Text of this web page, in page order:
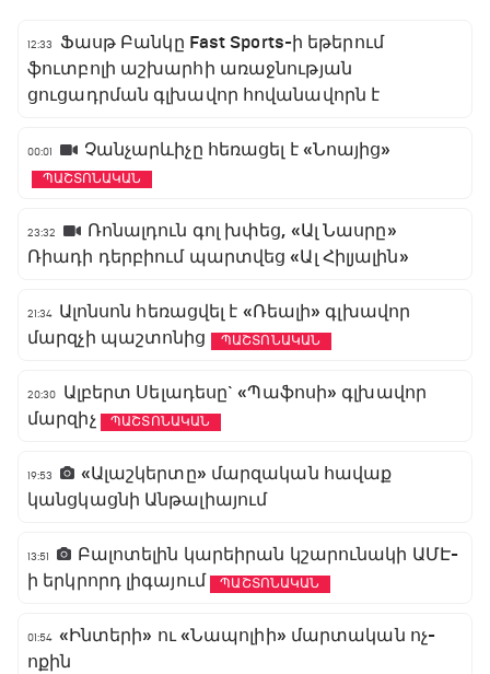
12:33
Ֆասթ Բանկը Fast Sports-ի եթերում
ֆուտբոլի աշխարհի առաջնության
ցուցադրման գլխավոր հովանավորն է
00:01 Չանչարևիչը հեռացել է «Նոայից»
ՊԱՇՏՈՆԱԿԱՆ
23:32
Ռոնալդուն գոլ խփեց, «Ալ Նասրը»
Ռիադի դերբիում պարտվեց «Ալ Հիլյալին»
21:34 Ալոնսոն հեռացվել է «Ռեալի» գլխավոր
մարզչի պաշտոնից
ՊԱՇՏՈՆԱԿԱՆ
20:30
Ալբերտ Սելադեսը` «Պաֆոսի» գլխավոր
մարզիչ
ՊԱՇՏՈՆԱԿԱՆ
19:53
«Ալաշկերտը» մարզական հավաք
կանցկացնի Անթալիայում
13:51
Բալոտելին կարեիրան կշարունակի ԱՄԷ-
ի երկրորդ լիգայում
ՊԱՇՏՈՆԱԿԱՆ
01:54 «Ինտերի» ու «Նապոլիի» մարտական ոչ-
ոքին